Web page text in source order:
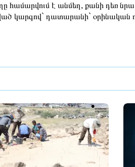
համարվում է անմեղ, քանի դեռ նրա
կարգով` դատարանի` օրինական